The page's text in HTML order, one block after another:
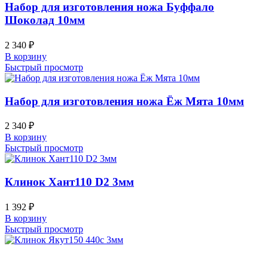
Набор для изготовления ножа Буффало
Шоколад 10мм
2 340 ₽
В корзину
Быстрый просмотр
Набор для изготовления ножа Ёж Мята 10мм
2 340 ₽
В корзину
Быстрый просмотр
Клинок Хант110 D2 3мм
1 392 ₽
В корзину
Быстрый просмотр